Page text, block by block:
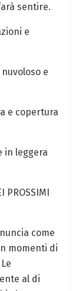
sentire.
e
e
e copertura
in leggera
PROSSIMI
come⁢
momenti di
al di